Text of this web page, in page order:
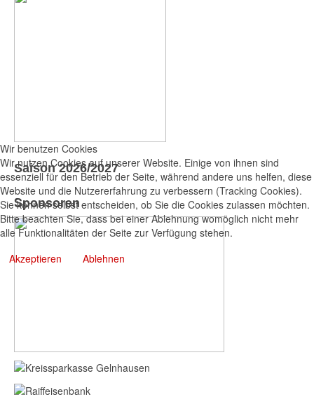
Saison 2026/2027
Sponsoren
Wir benutzen Cookies
Wir nutzen Cookies auf unserer Website. Einige von ihnen sind
essenziell für den Betrieb der Seite, während andere uns helfen, diese
Website und die Nutzererfahrung zu verbessern (Tracking Cookies).
Sie können selbst entscheiden, ob Sie die Cookies zulassen möchten.
Bitte beachten Sie, dass bei einer Ablehnung womöglich nicht mehr
alle Funktionalitäten der Seite zur Verfügung stehen.
Akzeptieren
Ablehnen